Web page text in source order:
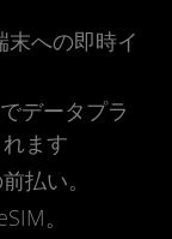
末への即時イ
データプラ
ます
払い。
。